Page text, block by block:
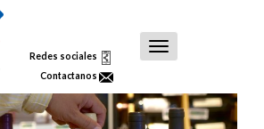
Redes sociales
Contactanos
Toggle